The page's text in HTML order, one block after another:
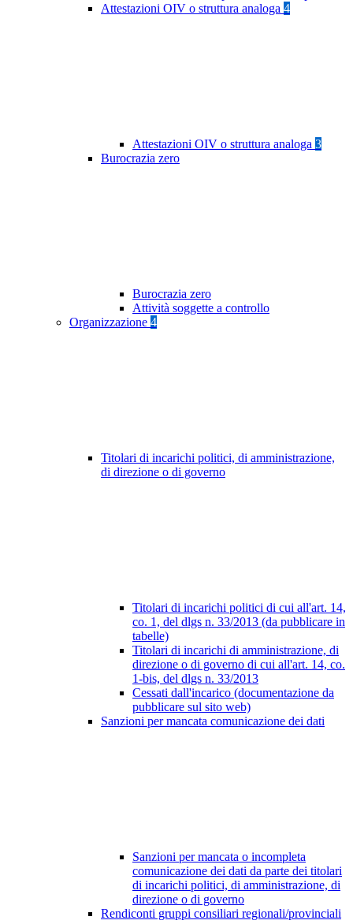
Attestazioni OIV o struttura analoga 4
Attestazioni OIV o struttura analoga 3
Burocrazia zero
Burocrazia zero
Attività soggette a controllo
Organizzazione 4
Titolari di incarichi politici, di amministrazione,
di direzione o di governo
Titolari di incarichi politici di cui all'art. 14,
co. 1, del dlgs n. 33/2013 (da pubblicare in
tabelle)
Titolari di incarichi di amministrazione, di
direzione o di governo di cui all'art. 14, co.
1-bis, del dlgs n. 33/2013
Cessati dall'incarico (documentazione da
pubblicare sul sito web)
Sanzioni per mancata comunicazione dei dati
Sanzioni per mancata o incompleta
comunicazione dei dati da parte dei titolari
di incarichi politici, di amministrazione, di
direzione o di governo
Rendiconti gruppi consiliari regionali/provinciali